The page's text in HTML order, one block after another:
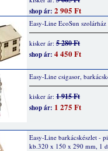
shop ár: 2 905 Ft
Easy-Line EcoSun szolárház
kisker ár: 5 280 Ft
shop ár: 4 450 Ft
Easy-Line csigasor,
kisker ár: 1 915 Ft
shop ár: 1 275 Ft
Easy-Line barkácskészlet -
kb.320 x 150 x 290 mm, 1